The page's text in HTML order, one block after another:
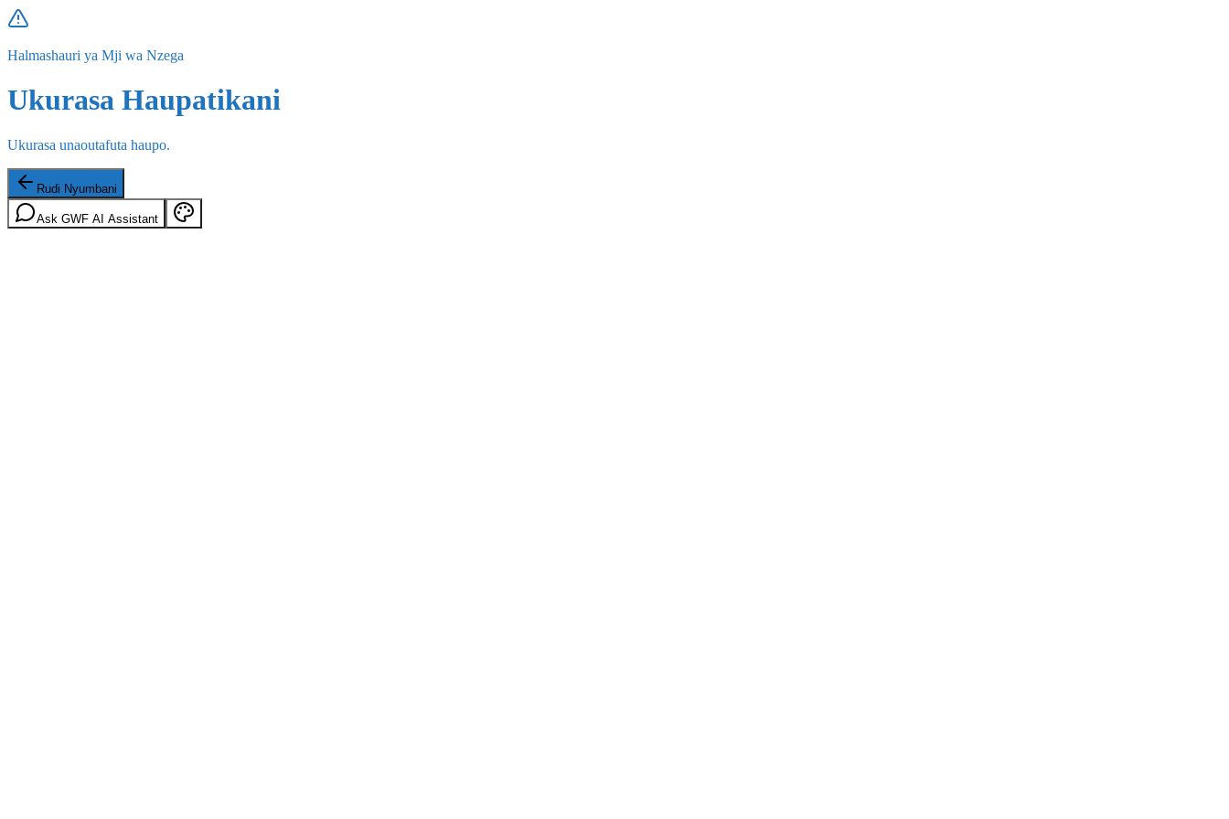
Halmashauri ya Mji wa Nzega
Ukurasa Haupatikani
Ukurasa unaoutafuta haupo.
Rudi Nyumbani
Ask GWF AI Assistant